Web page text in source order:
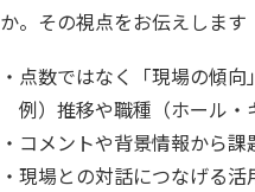
か。その視点をお伝えします
・点数ではなく「現場の傾向
例）推移や職種（ホール・
・コメントや背景情報から
・現場との対話につなげる活